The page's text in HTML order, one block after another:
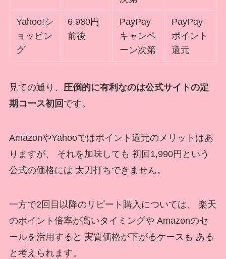
Yahoo!シ
ョッピン
グ
6,980円
前後
PayPay
キャンペ
ーン次第
PayPay
ポイント
還元
見ての通り、 圧倒的に有利なのは公式サイトの定
期コース初回 です。
AmazonやYahooではポイント還元のメリットはあ
りますが、 それを加味しても 初回1,990円という
公式の価格には 太刀打ちできません。
一方で2回目以降のリピート購入については、 楽天
のポイント倍率が高いタイミングや Amazonのセ
ールを活用すると 実質価格が下がるケースも ある
と考えられます。